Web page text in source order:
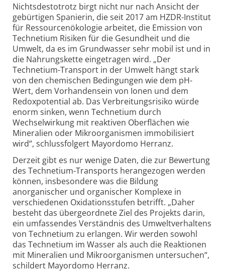
Nichtsdestotrotz birgt nicht nur nach Ansicht der
gebürtigen Spanierin, die seit 2017 am HZDR-Institut
für Ressourcenökologie arbeitet, die Emission von
Technetium Risiken für die Gesundheit und die
Umwelt, da es im Grundwasser sehr mobil ist und in
die Nahrungskette eingetragen wird. „Der
Technetium-Transport in der Umwelt hängt stark
von den chemischen Bedingungen wie dem pH-
Wert, dem Vorhandensein von Ionen und dem
Redoxpotential ab. Das Verbreitungs­risiko würde
enorm sinken, wenn Technetium durch
Wechselwirkung mit reaktiven Oberflächen wie
Mineralien oder Mikro­organismen immobilisiert
wird“, schlussfolgert Mayordomo Herranz.
Derzeit gibt es nur wenige Daten, die zur Bewertung
des Technetium-Transports herangezogen werden
können, insbesondere was die Bildung
anorganischer und organischer Komplexe in
verschiedenen Oxidations­stufen betrifft. „Daher
besteht das übergeordnete Ziel des Projekts darin,
ein umfassendes Verständnis des Umweltverhaltens
von Technetium zu erlangen. Wir werden sowohl
das Technetium im Wasser als auch die Reaktionen
mit Mineralien und Mikro­organismen untersuchen“,
schildert Mayordomo Herranz.